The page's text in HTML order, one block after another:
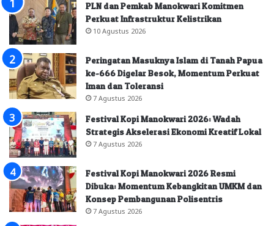
PLN dan Pemkab Manokwari Komitmen
Perkuat Infrastruktur Kelistrikan
10 Agustus 2026
Peringatan Masuknya Islam di Tanah Papua
ke-666 Digelar Besok, Momentum Perkuat
Iman dan Toleransi
7 Agustus 2026
Festival Kopi Manokwari 2026: Wadah
Strategis Akselerasi Ekonomi Kreatif Lokal
7 Agustus 2026
Festival Kopi Manokwari 2026 Resmi
Dibuka: Momentum Kebangkitan UMKM dan
Konsep Pembangunan Polisentris
7 Agustus 2026